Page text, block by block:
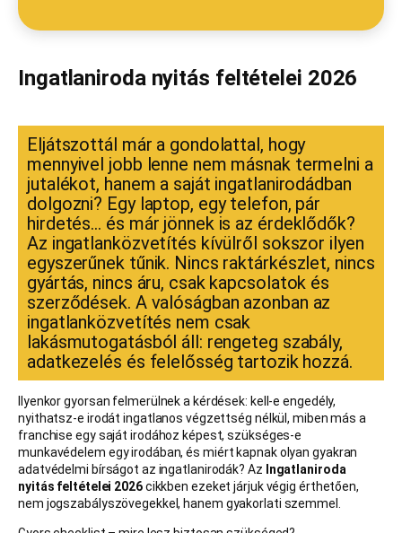
Ingatlaniroda nyitás feltételei 2026
Eljátszottál már a gondolattal, hogy
mennyivel jobb lenne nem másnak termelni a
jutalékot, hanem a saját ingatlanirodádban
dolgozni? Egy laptop, egy telefon, pár
hirdetés… és már jönnek is az érdeklődők?
Az ingatlanközvetítés kívülről sokszor ilyen
egyszerűnek tűnik. Nincs raktárkészlet, nincs
gyártás, nincs áru, csak kapcsolatok és
szerződések. A valóságban azonban az
ingatlanközvetítés nem csak
lakásmutogatásból áll: rengeteg szabály,
adatkezelés és felelősség tartozik hozzá.
Ilyenkor gyorsan felmerülnek a kérdések: kell-e engedély,
nyithatsz-e irodát ingatlanos végzettség nélkül, miben más a
franchise egy saját irodához képest, szükséges-e
munkavédelem egy irodában, és miért kapnak olyan gyakran
adatvédelmi bírságot az ingatlanirodák? Az Ingatlaniroda
nyitás feltételei 2026cikkben ezeket járjuk végig érthetően,
nem jogszabályszövegekkel, hanem gyakorlati szemmel.